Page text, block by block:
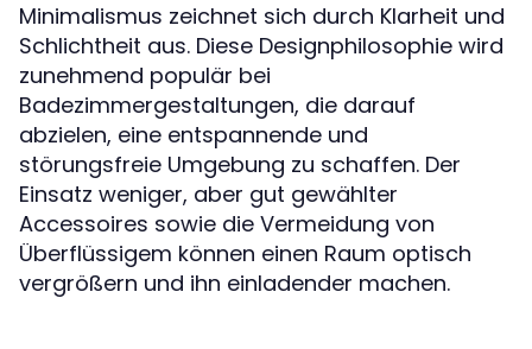
Minimalismus zeichnet sich durch Klarheit und
Schlichtheit aus. Diese Designphilosophie wird
zunehmend populär bei
Badezimmergestaltungen, die darauf
abzielen, eine entspannende und
störungsfreie Umgebung zu schaffen. Der
Einsatz weniger, aber gut gewählter
Accessoires sowie die Vermeidung von
Überflüssigem können einen Raum optisch
vergrößern und ihn einladender machen.